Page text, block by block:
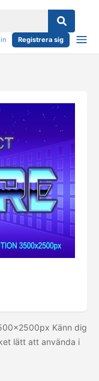
Registrera sig
Känn dig
lätt att använda i